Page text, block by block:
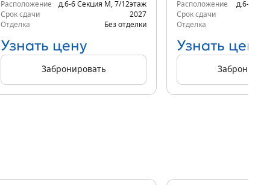
Расположение
д.6-6 Секция М 7/12этаж
Срок сдачи
2027
Отделка
Без отделки
Узнать цену
Забронировать
Расположение
д.6-7
Срок сдачи
Отделка
Узнать